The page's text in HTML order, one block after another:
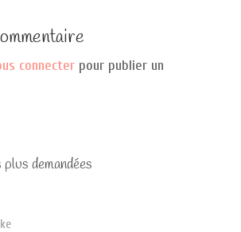
connecterpour publier un
demandées